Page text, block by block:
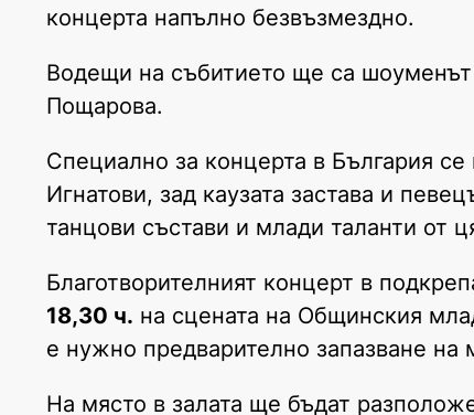
концерта напълно безвъзмездно.
Водещи на събитието ще са
Пощарова.
Специално за концерта в България
Игнатови, зад каузата застава и
танцови състави и млади таланти от
Благотворителният концерт в
18,30 ч. на сцената на Общинския
е нужно предварително запазване на
На място в залата ще бъдат